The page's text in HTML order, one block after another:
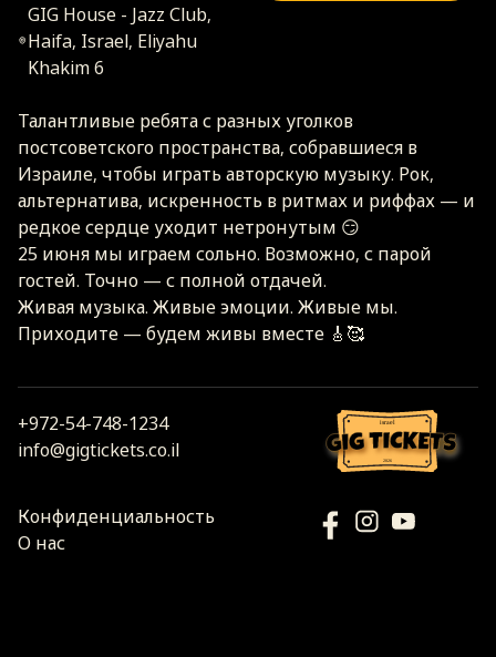
GIG House - Jazz Club,
Haifa, Israel, Eliyahu
Khakim 6
Талантливые ребята с разных уголков
постсоветского пространства, собравшиеся в
Израиле, чтобы играть авторскую музыку. Рок,
альтернатива, искренность в ритмах и риффах — и
редкое сердце уходит нетронутым 😏
25 июня мы играем сольно. Возможно, с парой
гостей. Точно — с полной отдачей.
Живая музыка. Живые эмоции. Живые мы.
Приходите — будем живы вместе 🎸🥰
+972-54-748-1234
info@gigtickets.co.il
Конфиденциальность
О нас
israel
2026